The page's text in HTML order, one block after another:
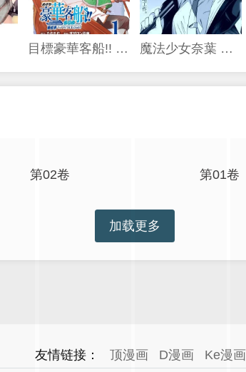
目標豪華客船!! 運用船召喚技能，在異世界開啟奢華生活 魔法少女奈葉 EXCEEDS
第02卷 第01卷
加载更多
友情链接： 顶漫画 D漫画 Ke漫画